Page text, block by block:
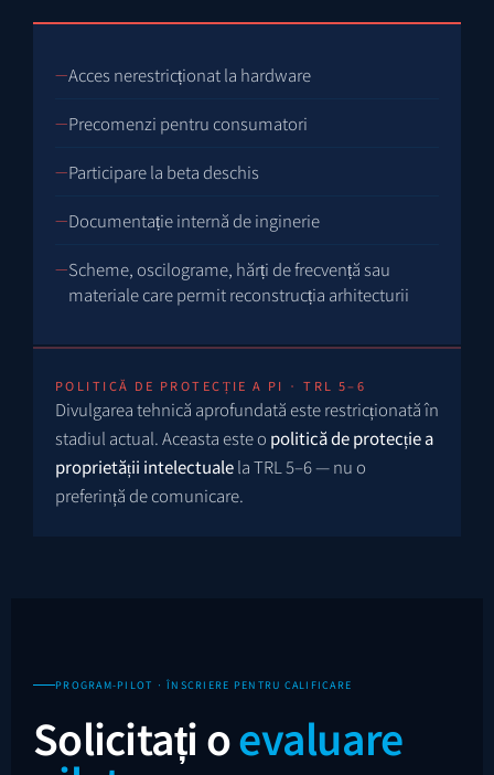
Acces nerestricționat la hardware
Precomenzi pentru consumatori
Participare la beta deschis
Documentație internă de inginerie
Scheme, oscilograme, hărți de frecvență sau
materiale care permit reconstrucția arhitecturii
POLITICĂ DE PROTECȚIE A PI · TRL 5–6
Divulgarea tehnică aprofundată este restricționată în
stadiul actual. Aceasta este o politică de protecție a
proprietății intelectualela TRL 5–6 — nu o
preferință de comunicare.
PROGRAM-PILOT · ÎNSCRIERE PENTRU CALIFICARE
Solicitați oevaluare